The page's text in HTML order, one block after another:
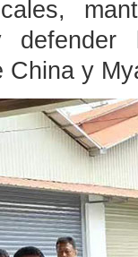
China y